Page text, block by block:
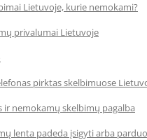
Lietuvoje, kurie nemokami?
privalumai Lietuvoje
pirktas skelbimuose
ir nemokamų skelbimų pagalba
lenta padeda įsigyti arba